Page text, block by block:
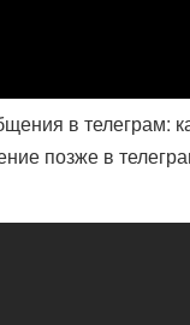
в телеграм:
позже в